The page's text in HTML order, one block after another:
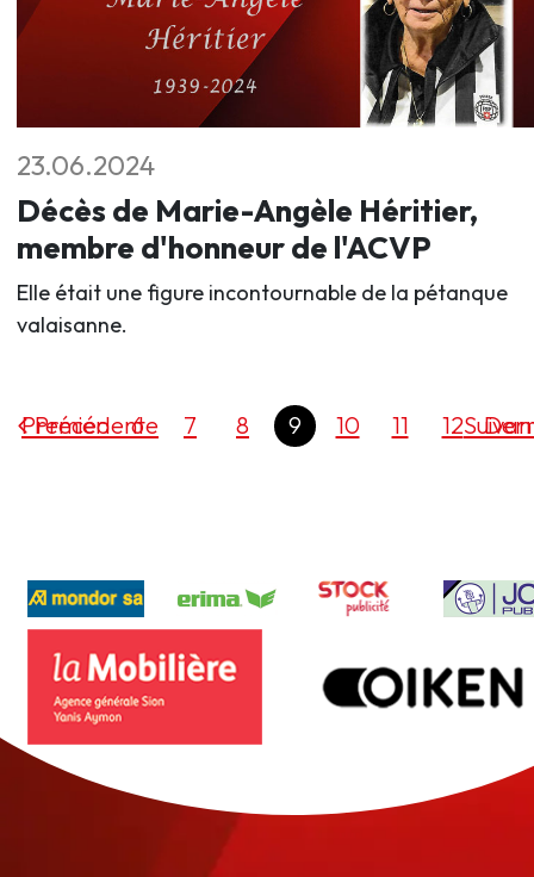
23.06.2024
Décès de Marie-Angèle Héritier,
membre d'honneur de l'ACVP
Elle était une figure incontournable de la pétanque
valaisanne.
Précédente
Premier 6 7 8 9 10 11 12